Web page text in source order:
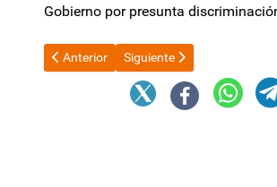
Gobierno por presunta
Artículo anterior: Tras el fuerte malestar
Anterior Artículo siguiente: Jalil
Siguiente